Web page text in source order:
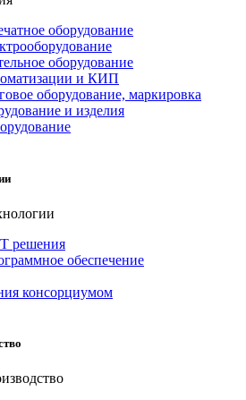
оборудование
оборудование
и КИП
оборудование, маркировка
и изделия
решения
обеспечение
консорциумом